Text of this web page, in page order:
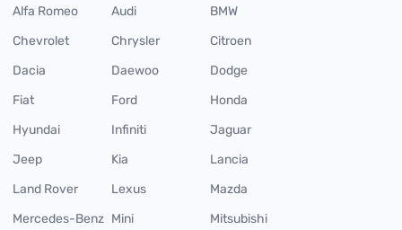
Alfa Romeo Audi
BMW
Chevrolet
Chrysler
Citroen
Dacia
Daewoo
Dodge
Fiat
Ford
Honda
Hyundai
Infiniti
Jaguar
Jeep
Kia
Lancia
Land Rover
Lexus
Mazda
Mercedes-Benz Mini
Mitsubishi